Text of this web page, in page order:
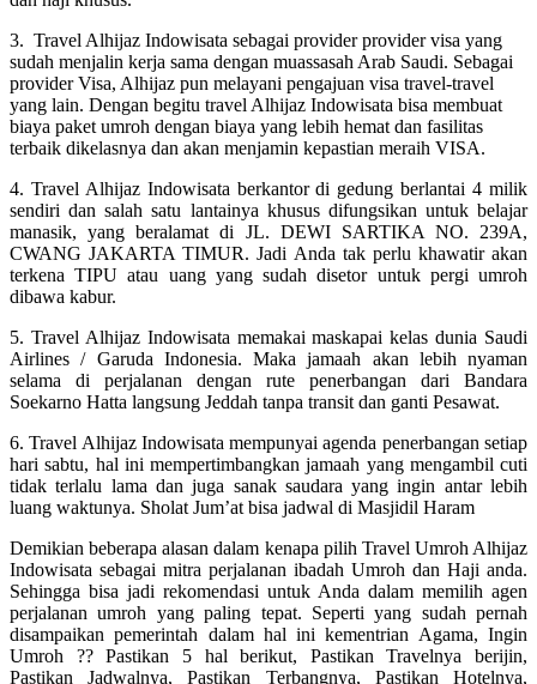
3. Travel Alhijaz Indowisata sebagai provider provider visa yang
sudah menjalin kerja sama dengan muassasah Arab Saudi. Sebagai
provider Visa, Alhijaz pun melayani pengajuan visa travel-travel
yang lain. Dengan begitu travel Alhijaz Indowisata bisa membuat
biaya paket umroh dengan biaya yang lebih hemat dan fasilitas
terbaik dikelasnya dan akan menjamin kepastian meraih VISA.
4. Travel Alhijaz Indowisata berkantor di gedung berlantai 4 milik
sendiri dan salah satu lantainya khusus difungsikan untuk belajar
manasik, yang beralamat di JL. DEWI SARTIKA NO. 239A,
CWANG JAKARTA TIMUR. Jadi Anda tak perlu khawatir akan
terkena TIPU atau uang yang sudah disetor untuk pergi umroh
dibawa kabur.
5. Travel Alhijaz Indowisata memakai maskapai kelas dunia Saudi
Airlines / Garuda Indonesia. Maka jamaah akan lebih nyaman
selama di perjalanan dengan rute penerbangan dari Bandara
Soekarno Hatta langsung Jeddah tanpa transit dan ganti Pesawat.
6. Travel Alhijaz Indowisata mempunyai agenda penerbangan setiap
hari sabtu, hal ini mempertimbangkan jamaah yang mengambil cuti
tidak terlalu lama dan juga sanak saudara yang ingin antar lebih
luang waktunya. Sholat Jum’at bisa jadwal di Masjidil Haram
Demikian beberapa alasan dalam kenapa pilih Travel Umroh Alhijaz
Indowisata sebagai mitra perjalanan ibadah Umroh dan Haji anda.
Sehingga bisa jadi rekomendasi untuk Anda dalam memilih agen
perjalanan umroh yang paling tepat. Seperti yang sudah pernah
disampaikan pemerintah dalam hal ini kementrian Agama, Ingin
Umroh ?? Pastikan 5 hal berikut, Pastikan Travelnya berijin,
Pastikan Jadwalnya, Pastikan Terbangnya, Pastikan Hotelnya,